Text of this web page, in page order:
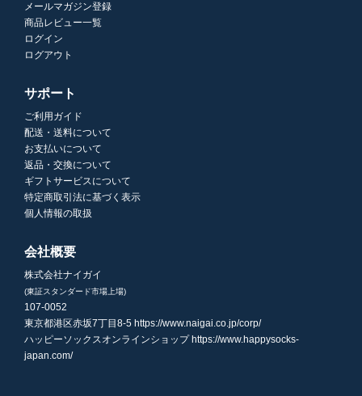
メールマガジン登録
商品レビュー一覧
ログイン
ログアウト
サポート
ご利用ガイド
配送・送料について
お支払いについて
返品・交換について
ギフトサービスについて
特定商取引法に基づく表示
個人情報の取扱
会社概要
株式会社ナイガイ
(東証スタンダード市場上場)
107-0052
東京都港区赤坂7丁目8-5 https://www.naigai.co.jp/corp/
ハッピーソックスオンラインショップ https://www.happysocks-
japan.com/